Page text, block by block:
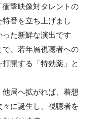
撃映像対タレントの
番を立ち上げまし
た新鮮な演出です
、若年層視聴者への
開する「特効薬」と
局へ拡がれば、着想
に誕生し、視聴者を